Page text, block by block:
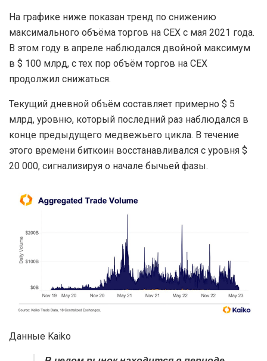
На графике ниже показан тренд по снижению
максимального объёма торгов на CEX с мая 2021 года.
В этом году в апреле наблюдался двойной максимум
в $ 100 млрд, с тех пор объём торгов на CEX
продолжил снижаться.
Текущий дневной объём составляет примерно $ 5
млрд, уровню, который последний раз наблюдался в
конце предыдущего медвежьего цикла. В течение
этого времени биткоин восстанавливался с уровня $
20 000, сигнализируя о начале бычьей фазы.
Данные Kaiko